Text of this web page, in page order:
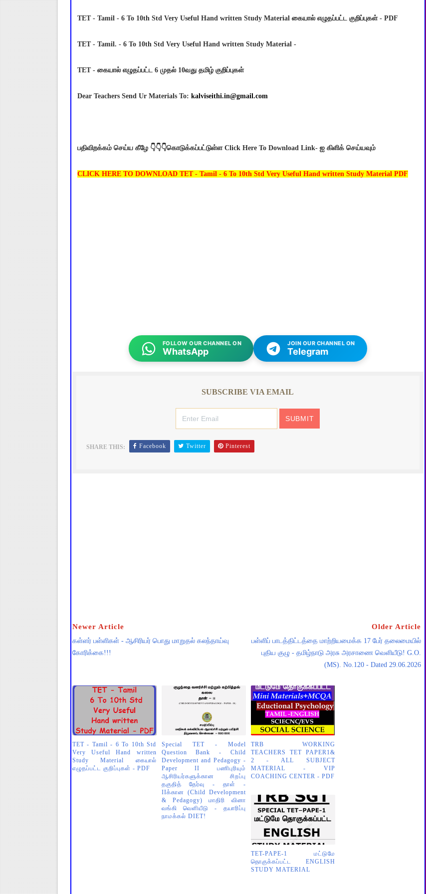
TET - Tamil - 6 To 10th Std Very Useful Hand written Study Material கையால் எழுதப்பட்ட குறிப்புகள் - PDF
TET - Tamil. - 6 To 10th Std Very Useful Hand written Study Material -
TET - கையால் எழுதப்பட்ட 6 முதல் 10வது தமிழ் குறிப்புகள்
Dear Teachers Send Ur Materials To: kalviseithi.in@gmail.com
பதிவிறக்கம் செய்ய கீழே 👇👇👇கொடுக்கப்பட்டுள்ள Click Here To Download Link- ஐ கிளிக் செய்யவும்
CLICK HERE TO DOWNLOAD TET - Tamil - 6 To 10th Std Very Useful Hand written Study Material PDF
FOLLOW OUR CHANNEL ON
WhatsApp
JOIN OUR CHANNEL ON
Telegram
SUBSCRIBE VIA EMAIL
SHARE THIS: Facebook Twitter Pinterest
Newer Article
கள்ளர் பள்ளிகள் - ஆசிரியர் பொது மாறுதல் கலந்தாய்வு
கோரிக்கை!!!
Older Article
பள்ளிப் பாடத்திட்டத்தை மாற்றியமைக்க 17 பேர் தலைமையில்
புதிய குழு - தமிழ்நாடு அரசு அரசாணை வெளியீடு! G.O.
(MS). No.120 - Dated 29.06.2026
TET - Tamil - 6 To 10th Std
Very Useful Hand written
Study Material கையால்
எழுதப்பட்ட குறிப்புகள் - PDF
Special TET - Model
Question Bank - Child
Development and Pedagogy -
Paper II பணிபுரியும்
ஆசிரியர்களுக்கான சிறப்பு
தகுதித் தேர்வு - தாள் -
IIக்கான (Child Development
& Pedagogy) மாதிரி வினா
வங்கி வெளியீடு - தயாரிப்பு
நாமக்கல் DIET!
TRB WORKING
TEACHERS TET PAPER1&
2 - ALL SUBJECT
MATERIAL - VIP
COACHING CENTER - PDF
TET-PAPE-1 மட்டுமே
தொகுக்கப்பட்ட ENGLISH
STUDY MATERIAL